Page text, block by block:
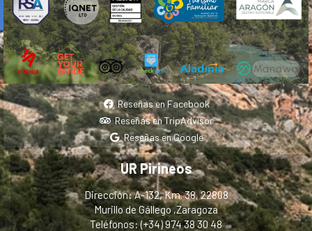
Reseñas en Facebook
Reseñas en TripAdvisor
Reseñas en Google
UR Pirineos
Dirección: A-132, Km. 38, 22808
Murillo de Gállego ,Zaragoza
Teléfonos: (+34) 974 38 30 48